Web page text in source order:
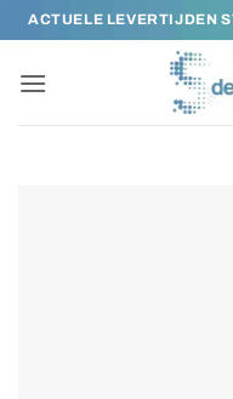
naar
inhoud
ACTUELE LEVERTIJDEN